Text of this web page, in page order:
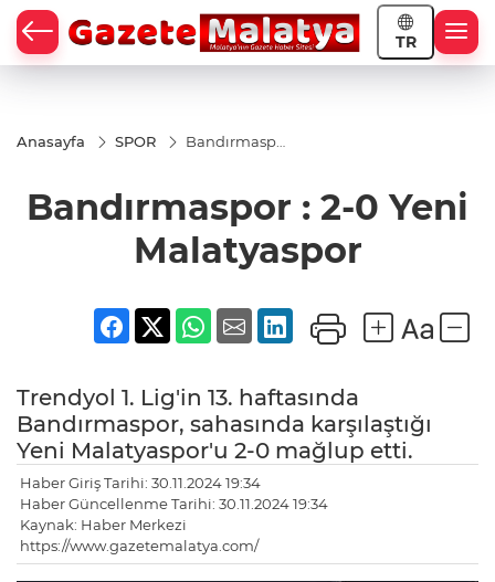
TR
Anasayfa SPOR
Bandırmaspor
Bandırmaspor : 2-0 Yeni
Malatyaspor
Trendyol 1. Lig'in 13. haftasında
Bandırmaspor, sahasında karşılaştığı
Yeni Malatyaspor'u 2-0 mağlup etti.
Haber Giriş Tarihi: 30.11.2024 19:34
Haber Güncellenme Tarihi: 30.11.2024 19:34
Kaynak: Haber Merkezi
https://www.gazetemalatya.com/